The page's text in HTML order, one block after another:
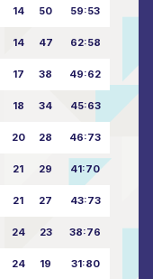
14 50 59:53
14 47 62:58
17 38 49:62
18 34 45:63
20 28 46:73
21 29 41:70
21 27 43:73
24 23 38:76
24 19 31:80